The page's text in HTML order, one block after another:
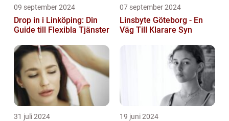
09 september 2024
Drop in i Linköping: Din
Guide till Flexibla Tjänster
07 september 2024
Linsbyte Göteborg - En
Väg Till Klarare Syn
31 juli 2024 19 juni 2024